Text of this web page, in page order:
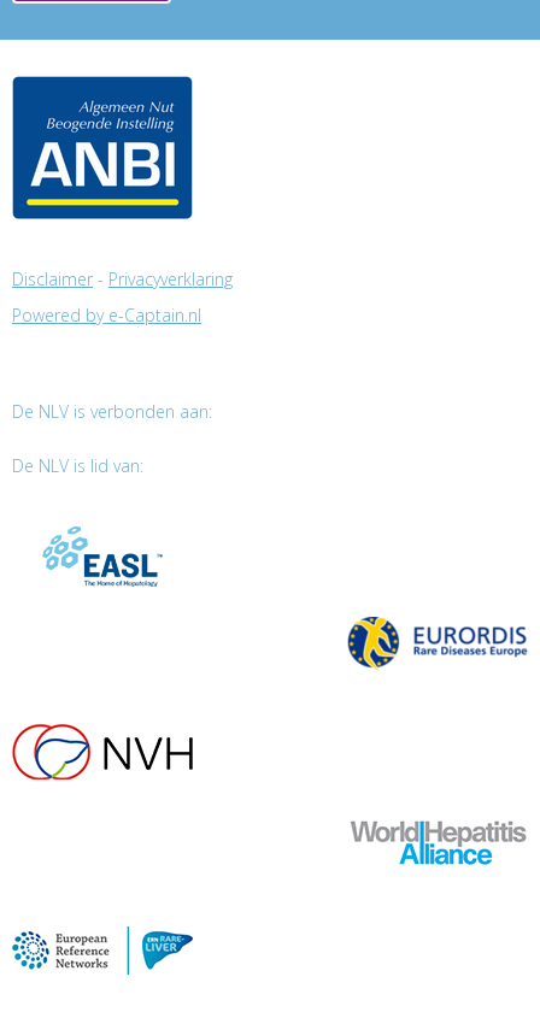
Disclaimer - Privacyverklaring
Powered by e-Captain.nl
De NLV is verbonden aan:
De NLV is lid van: